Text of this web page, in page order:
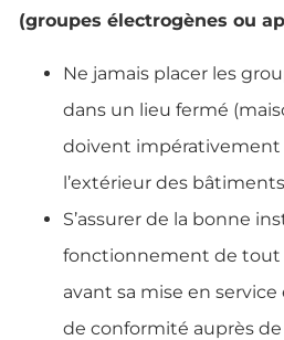
(groupes électrogènes ou
Ne jamais placer les
dans un lieu fermé
doivent impérativement
l’extérieur des
S’assurer de la bonne
fonctionnement de tout
avant sa mise en
de conformité auprès de